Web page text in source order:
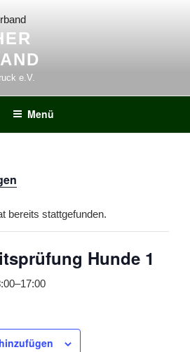
e.V.
Menü
bereits stattgefunden.
Hunde 1
–17:00